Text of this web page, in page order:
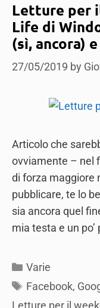
Letture per
Life di
(sì, ancora)
27/05/2019 by
Articolo che
ovviamente – nel
di forza maggiore
pubblicare, te lo
sia ancora quel
mia testa e un po’
Categories
Varie
Tags
Facebook,
Letture per il